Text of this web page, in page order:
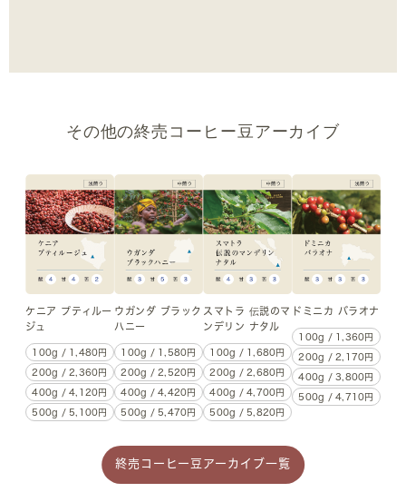
その他の終売コーヒー豆アーカイブ
ケニア プティルー
ジュ
100g / 1,480円
200g / 2,360円
400g / 4,120円
500g / 5,100円
ウガンダ ブラック
ハニー
100g / 1,580円
200g / 2,520円
400g / 4,420円
500g / 5,470円
スマトラ 伝説のマ
ンデリン ナタル
100g / 1,680円
200g / 2,680円
400g / 4,700円
500g / 5,820円
ドミニカ バラオナ
100g / 1,360円
200g / 2,170円
400g / 3,800円
500g / 4,710円
終売コーヒー豆アーカイブ一覧